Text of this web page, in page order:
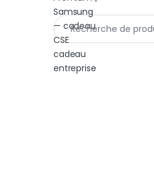
Recherche pour :